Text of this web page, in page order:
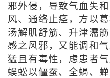
邪外侵，导致气血失
风、通络止痉，方以
汤解肌舒筋、升津濡
感之风邪，又能调和
猛且有毒性，虑患者
蜈蚣以僵蚕、全蝎、